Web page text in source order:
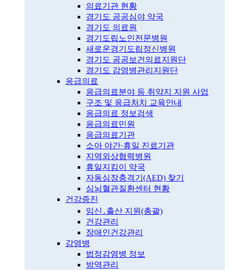
의료기관 현황
경기도 공공심야 약국
경기도 의료원
경기도립노인전문병원
새로운경기도립정신병원
경기도 공공보건의료지원단
경기도 감염병관리지원단
응급의료
응급의료분야 등 취약지 지원 사업
구조 및 응급처치 교육안내
응급의료 정보검색
응급의료민원
응급의료기관
소아 야간·휴일 진료기관
지역외상협력병원
휴일지킴이 약국
자동심장충격기(AED) 찾기
심뇌혈관질환센터 현황
건강증진
임신․출산 지원(총괄)
건강관리
장애인건강관리
감염병
법정감염병 정보
방역관리